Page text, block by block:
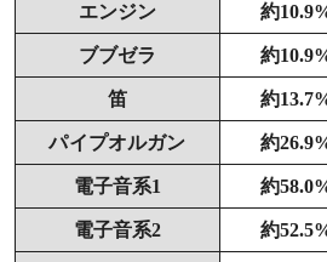
エンジン 約
ブブゼラ 約
笛 約
パイプオルガン 約
電子音系1 約
電子音系2 約